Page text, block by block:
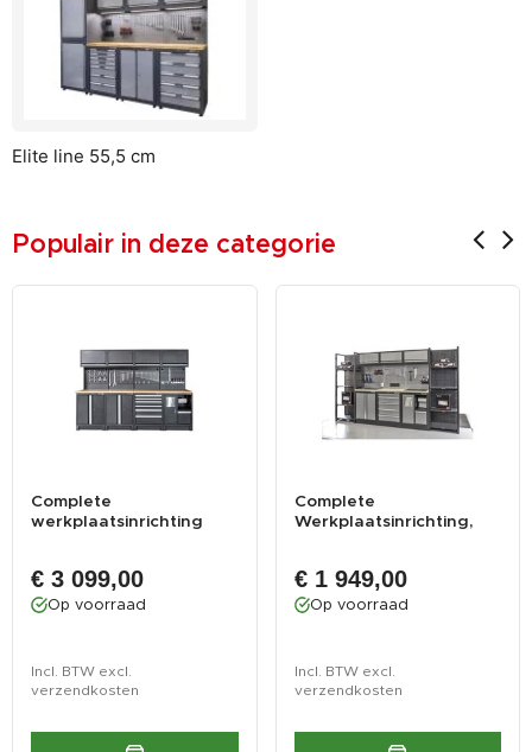
Elite line 55,5 cm
Populair in deze categorie
Complete
werkplaatsinrichting
€ 3 099,00
Op voorraad
Incl. BTW excl.
verzendkosten
Complete
Werkplaatsinrichting,
€ 1 949,00
Op voorraad
Incl. BTW excl.
verzendkosten